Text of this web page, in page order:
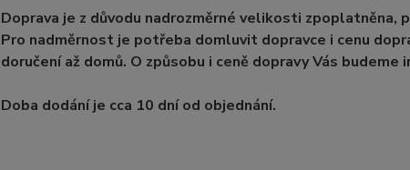
Doprava je z důvodu nadrozměrné velikosti zpoplatněna,
Pro nadměrnost je potřeba domluvit dopravce i cenu
doručení až domů. O způsobu i ceně dopravy Vás budeme
Doba dodání je cca 10 dní od objednání.